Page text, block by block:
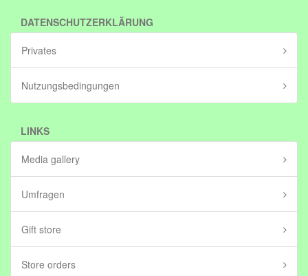
DATENSCHUTZERKLÄRUNG
Privates
Nutzungsbedingungen
LINKS
Media gallery
Umfragen
Gift store
Store orders